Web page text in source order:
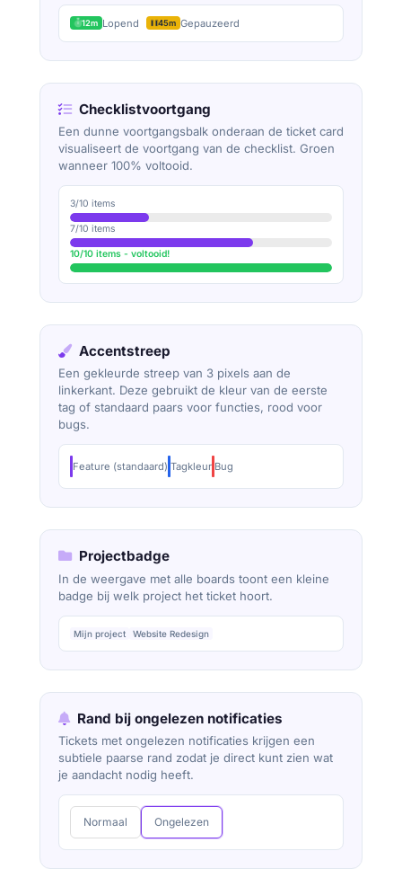
12m Lopend 45m Gepauzeerd
Checklistvoortgang
Een dunne voortgangsbalk onderaan de ticket card
visualiseert de voortgang van de checklist. Groen
wanneer 100% voltooid.
3/10 items
7/10 items
10/10 items - voltooid!
Accentstreep
Een gekleurde streep van 3 pixels aan de
linkerkant. Deze gebruikt de kleur van de eerste
tag of standaard paars voor functies, rood voor
bugs.
Feature (standaard) Tagkleur Bug
Projectbadge
In de weergave met alle boards toont een kleine
badge bij welk project het ticket hoort.
Mijn project Website Redesign
Rand bij ongelezen notificaties
Tickets met ongelezen notificaties krijgen een
subtiele paarse rand zodat je direct kunt zien wat
je aandacht nodig heeft.
Normaal Ongelezen